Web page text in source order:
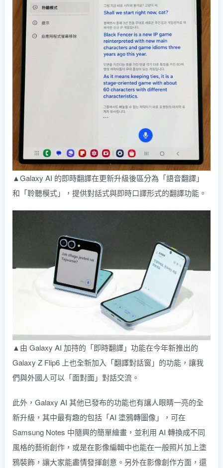
▲Galaxy AI 的即時翻譯在更新升級後區分為「語音翻譯」
和「聆聽模式」，提供對話式與即時口譯形式的翻譯功能。
▲由 Galaxy AI 加持的「即時翻譯」功能在今年新推出的
Galaxy Z Flip6 上也全新加入「翻譯對話窗」的功能，讓我
們與外國人可以「面對面」對話交流。
此外，Galaxy AI 其他已發布的功能也有讓人眼睛一亮的全
新升級，其中最有趣的包括「AI 塗鴉轉圖像」，可在
Samsung Notes 中隨興的簡單繪畫，並利用 AI 轉換成不同
風格的藝術創作，或是在影像編輯中也能在一般照片加上塗
鴉裝飾，讓大家能盡情發揮創意。另外在影像創作方面，還